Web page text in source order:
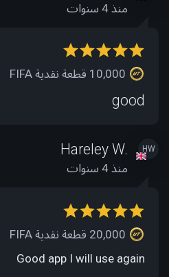
منذ 4 سنوات
good
HW
Hareley W.
منذ 4 سنوات
Good app I will use again